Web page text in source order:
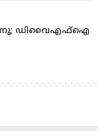
ഡിവൈഎഫ്‌ഐ